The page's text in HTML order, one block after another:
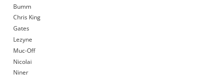
Bumm
Chris King
Gates
Lezyne
Muc-Off
Nicolai
Niner